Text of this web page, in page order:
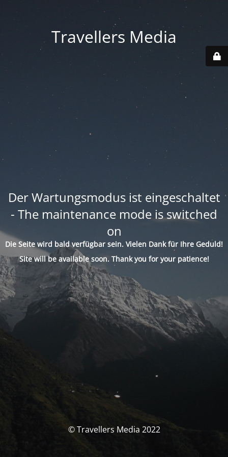
Travellers Media
Der Wartungsmodus ist eingeschaltet
- The maintenance mode is switched
on
Die Seite wird bald verfügbar sein. Vielen Dank für Ihre Geduld!
Site will be available soon. Thank you for your patience!
© Travellers Media 2022